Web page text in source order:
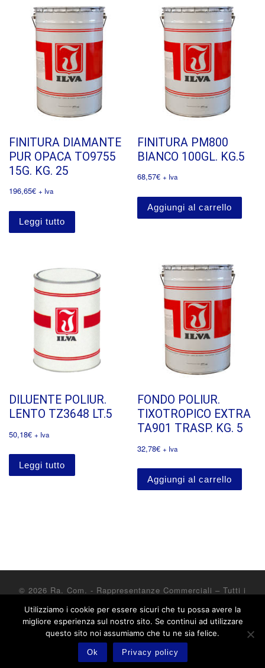
FINITURA DIAMANTE
PUR OPACA TO9755
15G. KG. 25
196,65€ + Iva
Leggi tutto
FINITURA PM800
BIANCO 100GL. KG.5
68,57€ + Iva
Aggiungi al carrello
DILUENTE POLIUR.
LENTO TZ3648 LT.5
50,18€ + Iva
Leggi tutto
FONDO POLIUR.
TIXOTROPICO EXTRA
TA901 TRASP. KG. 5
32,78€ + Iva
Aggiungi al carrello
© 2026 Ra. Com. - Rappresentanze Commerciali – Tutti i
Powered byWP– Designed con il tema Customizr
Utilizziamo i cookie per essere sicuri che tu possa avere la
migliore esperienza sul nostro sito. Se continui ad utilizzare
questo sito noi assumiamo che tu ne sia felice.
Ok Privacy policy